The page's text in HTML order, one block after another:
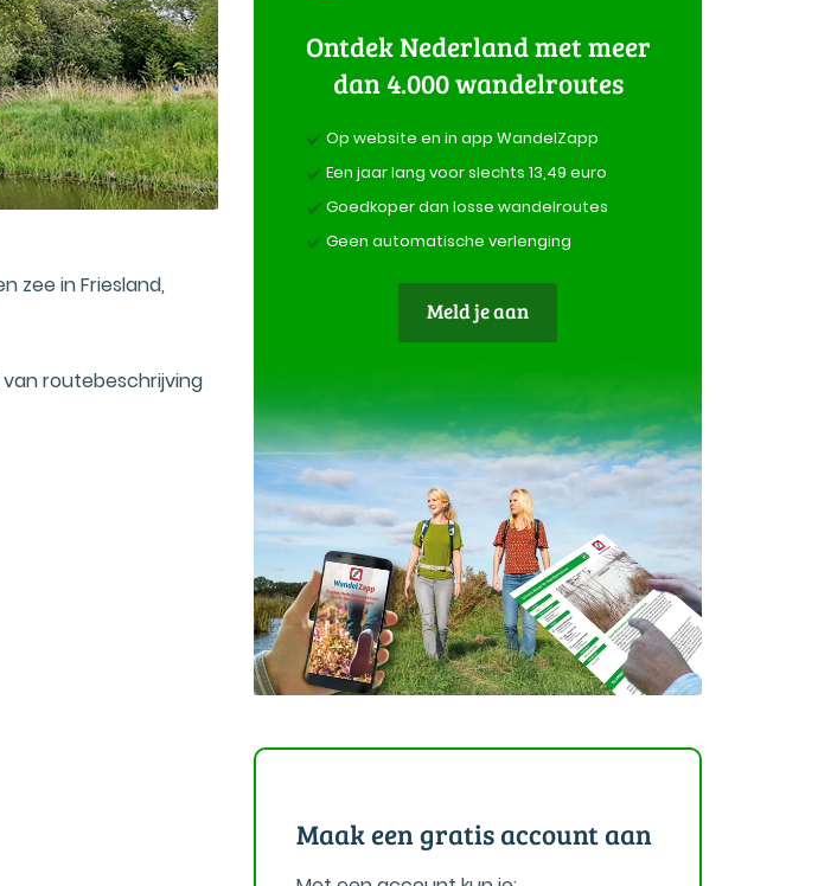
zee in Friesland,
routebeschrijving
Ontdek Nederland met meer
dan 4.000 wandelroutes
Op website en in app WandelZapp
Een jaar lang voor slechts 13,49 euro
Goedkoper dan losse wandelroutes
Geen automatische verlenging
Meld je aan
Maak een gratis account aan